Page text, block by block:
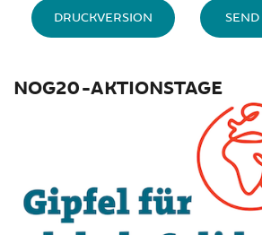
DRUCKVERSION
NOG20-AKTIONSTAGE